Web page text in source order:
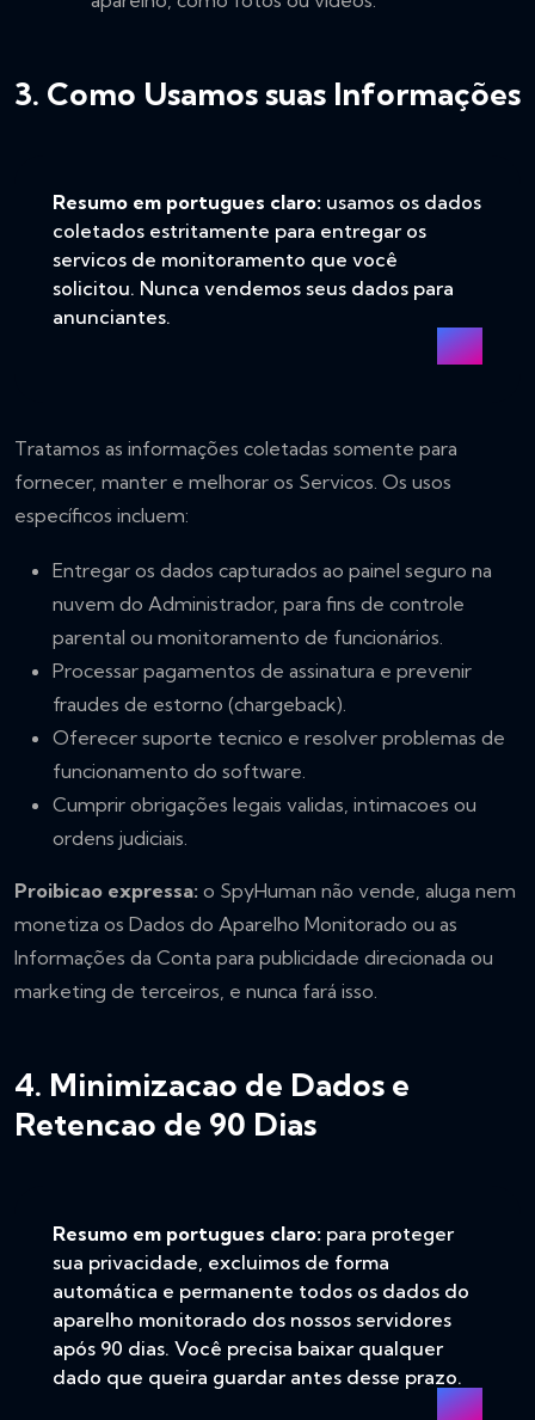
3. Como Usamos suas Informações
Resumo em portugues claro: usamos os dados
coletados estritamente para entregar os
servicos de monitoramento que você
solicitou. Nunca vendemos seus dados para
anunciantes.
Tratamos as informações coletadas somente para
fornecer, manter e melhorar os Servicos. Os usos
específicos incluem:
Entregar os dados capturados ao painel seguro na
nuvem do Administrador, para fins de controle
parental ou monitoramento de funcionários.
Processar pagamentos de assinatura e prevenir
fraudes de estorno (chargeback).
Oferecer suporte tecnico e resolver problemas de
funcionamento do software.
Cumprir obrigações legais validas, intimacoes ou
ordens judiciais.
Proibicao expressa: o SpyHuman não vende, aluga nem
monetiza os Dados do Aparelho Monitorado ou as
Informações da Conta para publicidade direcionada ou
marketing de terceiros, e nunca fará isso.
4. Minimizacao de Dados e
Retencao de 90 Dias
Resumo em portugues claro: para proteger
sua privacidade, excluimos de forma
automática e permanente todos os dados do
aparelho monitorado dos nossos servidores
após 90 dias. Você precisa baixar qualquer
dado que queira guardar antes desse prazo.